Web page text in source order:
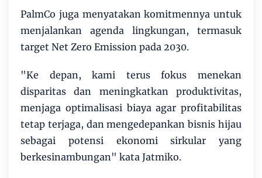
PalmCo juga menyatakan komitmennya untuk
menjalankan agenda lingkungan, termasuk
target Net Zero Emission pada 2030.
"Ke depan, kami terus fokus menekan
disparitas dan meningkatkan produktivitas,
menjaga optimalisasi biaya agar profitabilitas
tetap terjaga, dan mengedepankan bisnis hijau
sebagai potensi ekonomi sirkular yang
berkesinambungan" kata Jatmiko.